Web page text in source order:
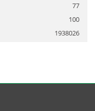
77
100
1938026